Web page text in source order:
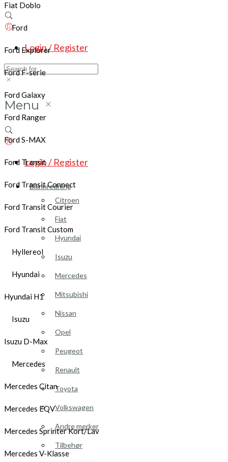
Login / Register
Menu
Login / Register
Bilinnredning
Citroen
Fiat
Hyundai
Isuzu
Mercedes
Mitsubishi
Nissan
Opel
Peugeot
Renault
Toyota
Volkswagen
Andre merker
Tilbehør
Fiat Doblo
Ford
Ford Explorer
Ford F-serie
Ford Galaxy
Ford Ranger
Ford S-MAX
Ford Transit
Ford Transit Connect
Ford Transit Courier
Ford Transit Custom
Hyllereol
Hyundai
Hyundai H1
Isuzu
Isuzu D-Max
Mercedes
Mercedes Citan
Mercedes EQV
Mercedes Sprinter Kort/Lav
Mercedes V-Klasse